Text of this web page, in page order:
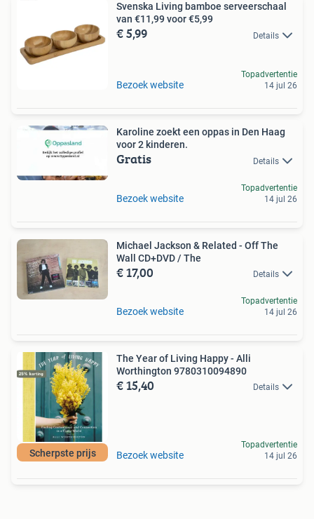
Svenska Living bamboe serveerschaal
van €11,99 voor €5,99
€ 5,99 Details
Bezoek website
Topadvertentie
14 jul 26
Karoline zoekt een oppas in Den Haag
voor 2 kinderen.
Gratis Details
Bezoek website
Topadvertentie
14 jul 26
Michael Jackson & Related - Off The
Wall CD+DVD / The
€ 17,00 Details
Bezoek website
Topadvertentie
14 jul 26
Scherpste prijs
The Year of Living Happy - Alli
Worthington 9780310094890
€ 15,40 Details
Bezoek website
Topadvertentie
14 jul 26